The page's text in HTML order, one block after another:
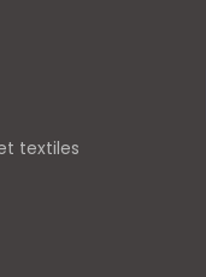
textiles